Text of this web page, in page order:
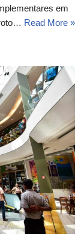
em
Read More »